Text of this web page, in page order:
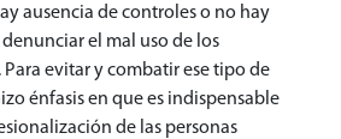
ausencia de controles o no hay
el mal uso de los
Para evitar y combatir ese tipo de
énfasis en que es indispensable
de las personas